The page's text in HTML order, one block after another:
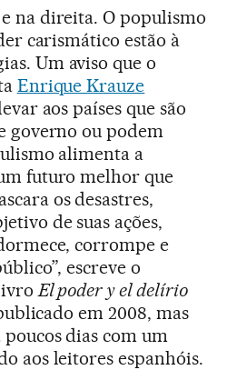
na direita. O populismo
carismático estão à
Um aviso que o
Enrique Krauze
aos países que são
governo ou podem
alimenta a
futuro melhor que
os desastres,
de suas ações,
corrompe e
escreve o
El poder y el delírio
em 2008, mas
dias com um
aos leitores espanhóis.